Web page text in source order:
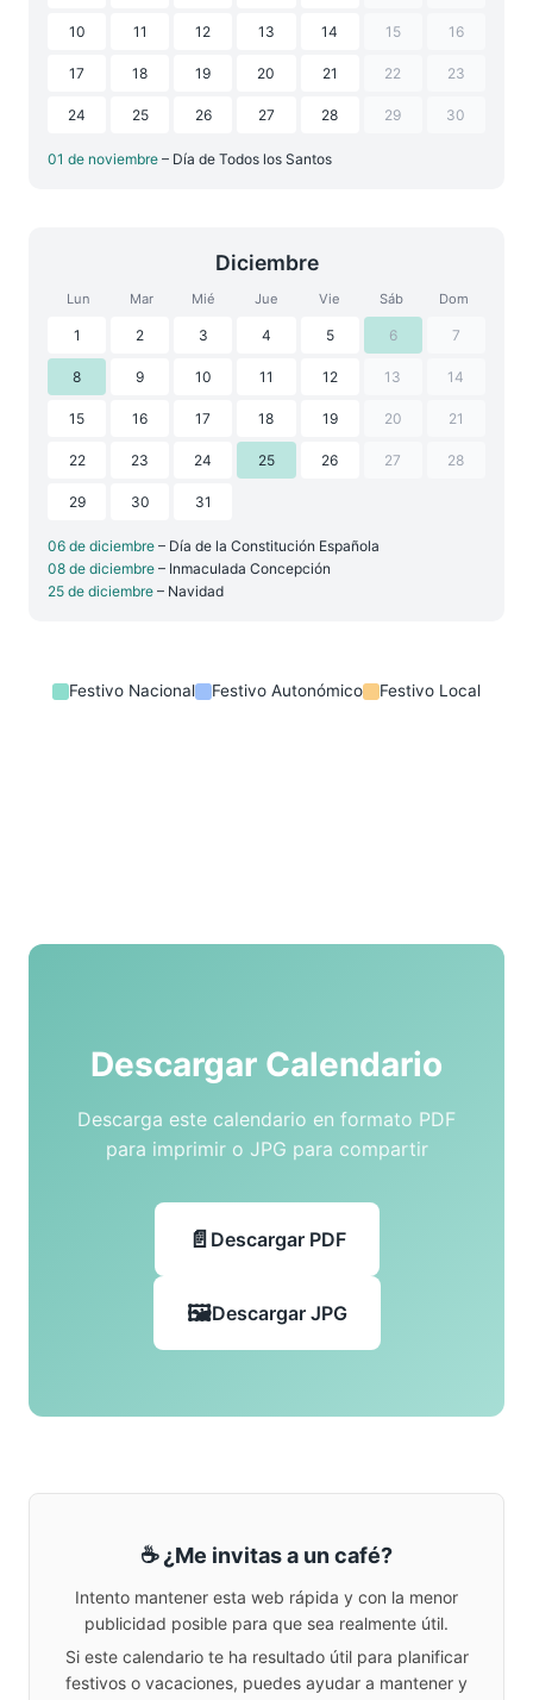
10 11 12 13 14 15 16
17 18 19 20 21 22 23
24 25 26 27 28 29 30
01 de noviembre – Día de Todos los Santos
Diciembre
Lun Mar Mié Jue Vie Sáb Dom
1 2 3 4 5 6 7
8 9 10 11 12 13 14
15 16 17 18 19 20 21
22 23 24 25 26 27 28
29 30 31
06 de diciembre – Día de la Constitución Española
08 de diciembre – Inmaculada Concepción
25 de diciembre – Navidad
Festivo Nacional Festivo Autonómico Festivo Local
Descargar Calendario
Descarga este calendario en formato PDF
para imprimir o JPG para compartir
Descargar PDF
Descargar JPG
☕ ¿Me invitas a un café?
Intento mantener esta web rápida y con la menor
publicidad posible para que sea realmente útil.
Si este calendario te ha resultado útil para planificar
festivos o vacaciones, puedes ayudar a mantener y